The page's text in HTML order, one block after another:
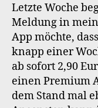
Letzte Woche
Meldung in
App möchte,
knapp einer
ab sofort 2,90
einen Premium
dem Stand mal